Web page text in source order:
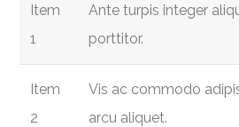
Item
1
Ante turpis integer
porttitor.
Item
2
Vis ac commodo
arcu aliquet.